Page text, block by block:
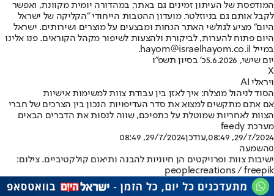
המודפסת של העיתון זמינים גם באתר, במהדורה יומית מקוונת, ואפשר
לקבל אותם גם בניוזלטר. מועדון ההטבות הייחודי "הקליקה של ישראל
היום" מציע לגולשי האתר הנחות ומבצעים על מוצרים ושירותים. ישראל
היום פתוח להערות, לביקורת ולהצעות לשיפור מקהל הקוראים. פנו אלינו
במייל hayom@israelhayom.co.il.
יום שישי, 5.6.2026
כ' בסיון תשפ"ו
X
ויראלי AI
הסוד לניהול מוצלח: איך לאזן בין עבודת צוות למשימות אישיות
אם אתם מתקשים למצוא את סדר העדיפויות הנכון בין הצרכים של חברי
הצוות לאחריות שמוטלת על כתפיכם, שווה לנסות את הדברים הבאים
מערכת feedy
29/7/2024, 08:49
,עודכן29/7/2024, 08:49
0השמעה
ישיבות צוות ופרויקטים הן חיוניות להבנה ותיאום קולקטיביים. צילום:
peoplecreations / freepik